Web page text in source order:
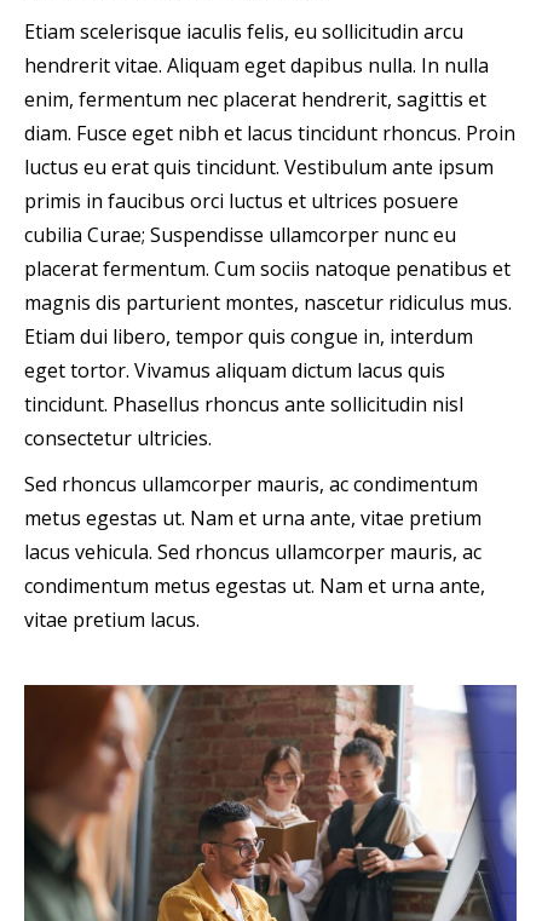
Etiam scelerisque iaculis felis, eu sollicitudin arcu
hendrerit vitae. Aliquam eget dapibus nulla. In nulla
enim, fermentum nec placerat hendrerit, sagittis et
diam. Fusce eget nibh et lacus tincidunt rhoncus. Proin
luctus eu erat quis tincidunt. Vestibulum ante ipsum
primis in faucibus orci luctus et ultrices posuere
cubilia Curae; Suspendisse ullamcorper nunc eu
placerat fermentum. Cum sociis natoque penatibus et
magnis dis parturient montes, nascetur ridiculus mus.
Etiam dui libero, tempor quis congue in, interdum
eget tortor. Vivamus aliquam dictum lacus quis
tincidunt. Phasellus rhoncus ante sollicitudin nisl
consectetur ultricies.
Sed rhoncus ullamcorper mauris, ac condimentum
metus egestas ut. Nam et urna ante, vitae pretium
lacus vehicula. Sed rhoncus ullamcorper mauris, ac
condimentum metus egestas ut. Nam et urna ante,
vitae pretium lacus.